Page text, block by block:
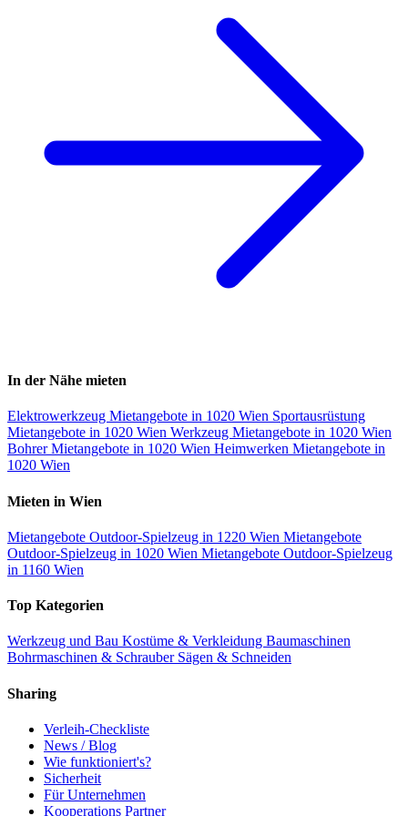
In der Nähe mieten
Elektrowerkzeug Mietangebote in 1020 Wien Sportausrüstung
Mietangebote in 1020 Wien Werkzeug Mietangebote in 1020 Wien
Bohrer Mietangebote in 1020 Wien Heimwerken Mietangebote in
1020 Wien
Mieten in Wien
Mietangebote Outdoor-Spielzeug in 1220 Wien Mietangebote
Outdoor-Spielzeug in 1020 Wien Mietangebote Outdoor-Spielzeug
in 1160 Wien
Top Kategorien
Werkzeug und Bau Kostüme & Verkleidung Baumaschinen
Bohrmaschinen & Schrauber Sägen & Schneiden
Sharing
Verleih-Checkliste
News / Blog
Wie funktioniert's?
Sicherheit
Für Unternehmen
Kooperations Partner